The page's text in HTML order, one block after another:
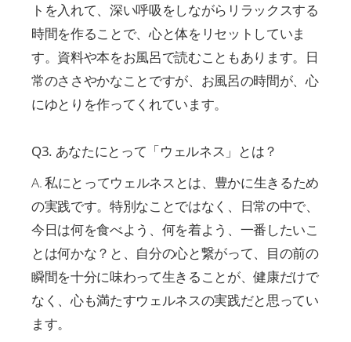
トを入れて、深い呼吸をしながらリラックスする
時間を作ることで、心と体をリセットしていま
す。資料や本をお風呂で読むこともあります。日
常のささやかなことですが、お風呂の時間が、心
にゆとりを作ってくれています。
Q3. あなたにとって「ウェルネス」とは？
A. 私にとってウェルネスとは、豊かに生きるため
の実践です。特別なことではなく、日常の中で、
今日は何を食べよう、何を着よう、一番したいこ
とは何かな？と、自分の心と繋がって、目の前の
瞬間を十分に味わって生きることが、健康だけで
なく、心も満たすウェルネスの実践だと思ってい
ます。